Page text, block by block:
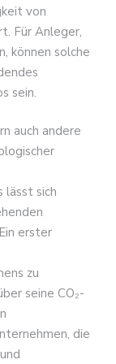
von
Für Anleger,
können solche
sein.
auch andere
sich
erster
zu
seine CO₂-
die